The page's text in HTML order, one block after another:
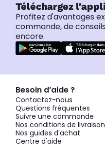
Téléchargez
Profitez d'avantages
commande, de
encore.
Besoin d’aide ?
Contactez-nous
Questions fréquentes
Suivre une commande
Nos conditions de livraison
Nos guides d'achat
Centre d'aide